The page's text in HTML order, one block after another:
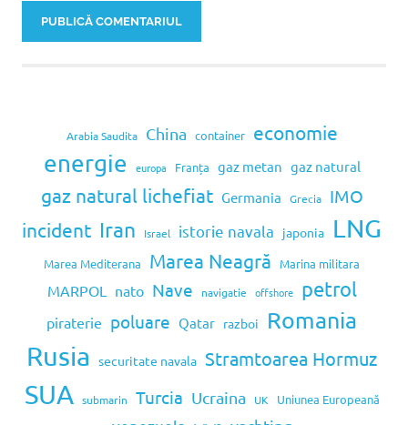
Arabia Saudita China container economie
energie europa Franța gaz metan gaz natural
gaz natural lichefiat Germania Grecia IMO
incident Iran Israel istorie navala japonia LNG
Marea Mediterana Marea Neagră Marina militara
MARPOL nato Nave navigatie offshore petrol
piraterie poluare Qatar razboi Romania
Rusia securitate navala Stramtoarea Hormuz
SUA submarin Turcia Ucraina UK Uniunea Europeană